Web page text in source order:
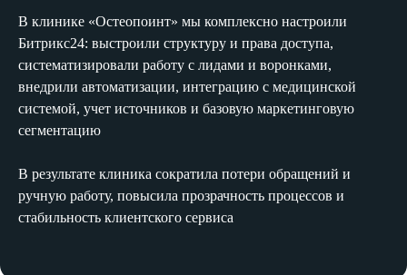
В клинике «Остеопоинт» мы комплексно настроили
Битрикс24: выстроили структуру и права доступа,
систематизировали работу с лидами и воронками,
внедрили автоматизации, интеграцию с медицинской
системой, учет источников и базовую маркетинговую
сегментацию
В результате клиника сократила потери обращений и
ручную работу, повысила прозрачность процессов и
стабильность клиентского сервиса